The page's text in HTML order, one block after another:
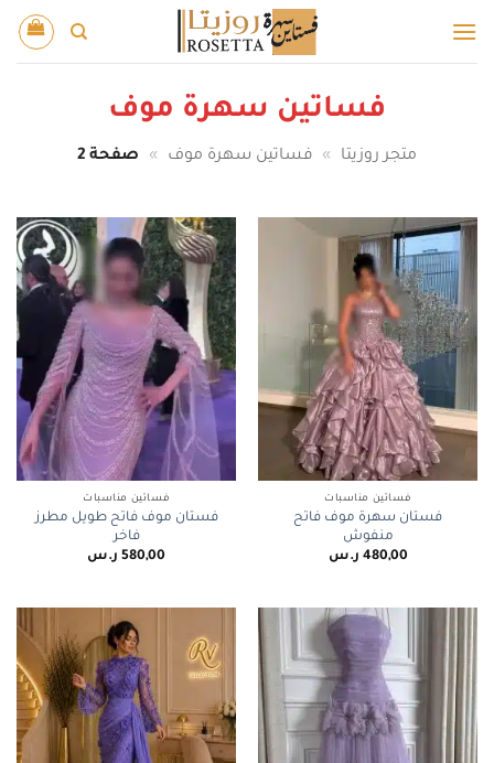
للمحتوى
فساتين سهرة موف
متجر روزيتا » فساتين سهرة موف » صفحة 2
فساتين مناسبات
فستان سهرة موف فاتح
منفوش
480,00 ر.س
فساتين مناسبات
فستان موف فاتح طويل مطرز
فاخر
580,00 ر.س